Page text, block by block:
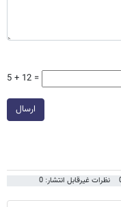
5 + 12 =
ارسال
نظرات غیرقابل انتشار: 0